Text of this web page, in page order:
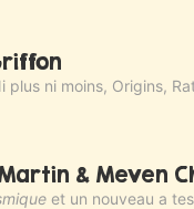
plus ni moins, Origins,
& Meven
et un nouveau a